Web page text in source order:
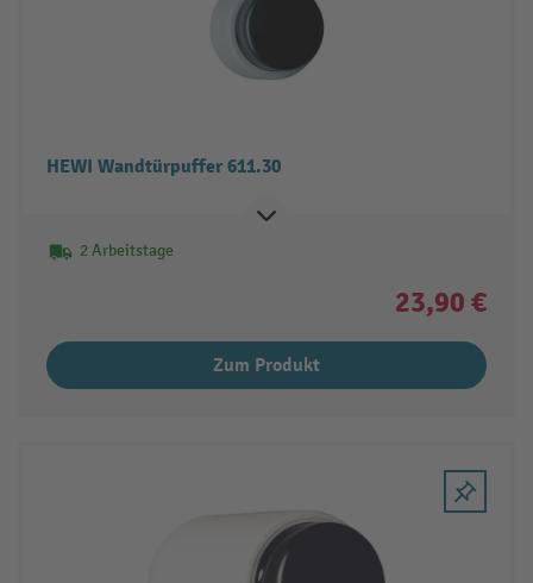
HEWI Wandtürpuffer 611.30
2 Arbeitstage
23,90 €
Zum Produkt